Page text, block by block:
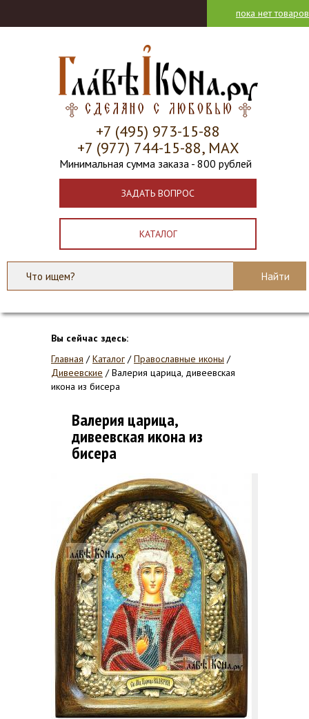
пока нет товаров
+7 (495) 973-15-88
+7 (977) 744-15-88, МАХ
Минимальная сумма заказа - 800 рублей
ЗАДАТЬ ВОПРОС
КАТАЛОГ
Вы сейчас здесь:
Главная /Каталог /Православные иконы /
Дивеевские /Валерия царица, дивеевская
икона из бисера
Валерия царица,
дивеевская икона из
бисера